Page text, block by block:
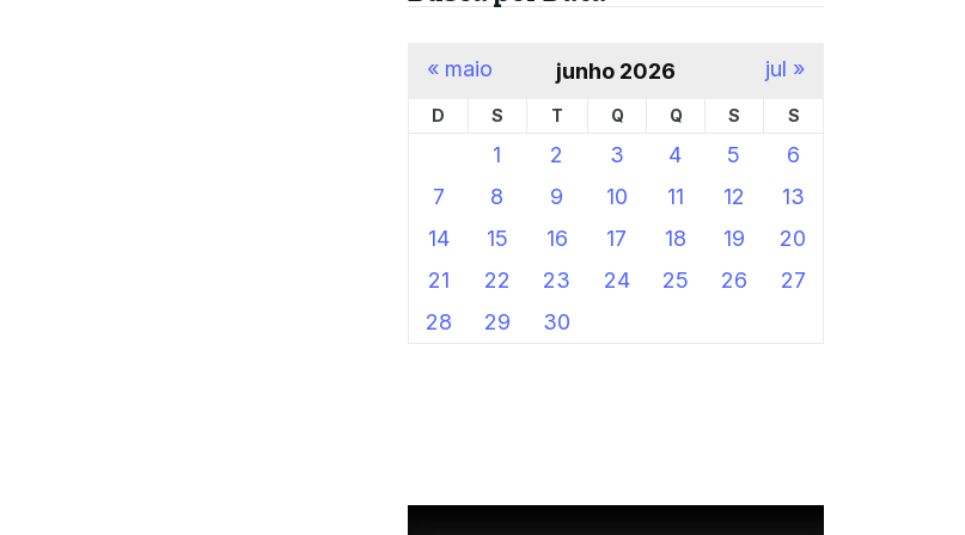
junho 2026
D S T Q Q S S
1 2 3 4 5
6
7
8 9 10 11 12
13
14
15 16 17 18 19
20
21
22 23 24 25 26
27
28
29 30
« maio jul »